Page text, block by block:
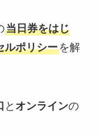
当日券をはじ
ルポリシーを解
と オンラインの